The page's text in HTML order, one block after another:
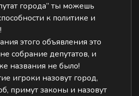
города” ты можешь
к политике и
этого объявления это
собрание депутатов, и
названия не было!
игроки назовут город,
примут законы и назовут